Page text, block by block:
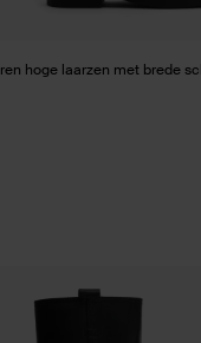
hoge laarzen met brede